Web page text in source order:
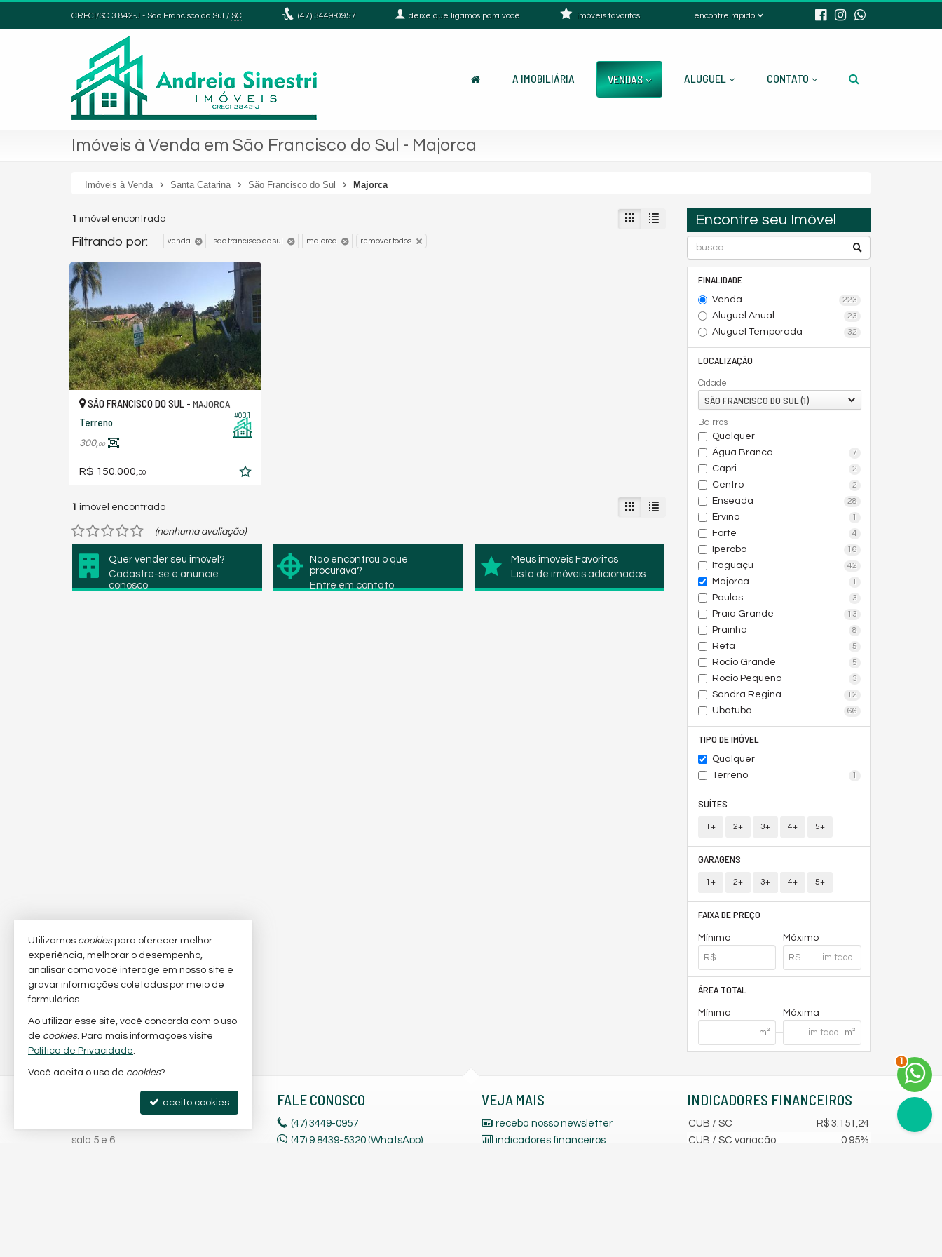
CRECI/SC 3.842-J - São Francisco do Sul / SC (47)3449-0957 deixe que ligamos para você encontre rápido
imóveis favoritos
A IMOBILIÁRIA VENDAS ALUGUEL CONTATO
Imóveis à Venda em São Francisco do Sul - Majorca
Imóveis à Venda Santa Catarina São Francisco do Sul Majorca
Encontre seu Imóvel
FINALIDADE
Venda 223
Aluguel Anual 23
Aluguel Temporada 32
LOCALIZAÇÃO
Cidade
SÃO FRANCISCO DO SUL (1)
Bairros
Qualquer
Água Branca
7
Capri 2
Centro 2
Enseada 28
Ervino 1
Forte 4
Iperoba 16
Itaguaçu 42
Majorca 1
Paulas 3
Praia Grande 13
Prainha 8
Reta 5
Rocio Grande 5
Rocio Pequeno 3
Sandra Regina 12
Ubatuba 66
TIPO DE IMÓVEL
Qualquer
Terreno
1
SUÍTES
1+ 2+ 3+ 4+ 5+
GARAGENS
1+ 2+ 3+ 4+ 5+
FAIXA DE PREÇO
Mínimo Máximo
ÁREA TOTAL
Mínima Máxima
1 imóvel encontrado
Filtrando por: venda são francisco do sul majorca remover todos
#031
SÃO FRANCISCO DO SUL - MAJORCA
Terreno
300,00
R$ 150.000, 00
1 imóvel encontrado
(nenhuma avaliação)
Quer vender seu imóvel?
Cadastre-se e anuncie
conosco
Não encontrou o que
procurava?
Entre em contato
Meus imóveis Favoritos
Lista de imóveis adicionados
ANDREIA SINESTRI IMÓVEIS
sala 5 e 6
FALE CONOSCO
(47)3449-0957
(47) 9.8439-5320 (WhatsApp)
VEJA MAIS
receba nosso newsletter
indicadores financeiros
INDICADORES FINANCEIROS
CUB / SC
R$ 3.151,24
CUB / SC variação
0,95%
1
Utilizamos cookiespara oferecer melhor
experiência, melhorar o desempenho,
analisar como você interage em nosso site e
gravar informações coletadas por meio de
formulários.
Ao utilizar esse site, você concorda com o uso
de cookies. Para mais informações visite
Política de Privacidade.
Você aceita o uso de cookies?
aceito cookies